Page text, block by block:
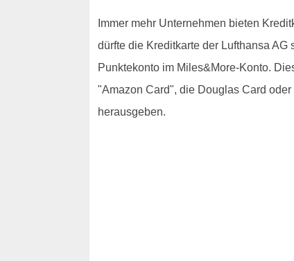
Immer mehr Unternehmen bieten
dürfte die Kreditkarte der Lufthansa
Punktekonto im Miles&More-Konto.
"Amazon Card", die Douglas Card
herausgeben.